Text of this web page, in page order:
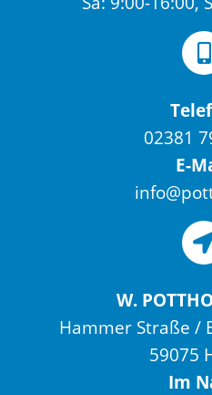
02381
E-
W.
Hammer Straße /
59075
Im